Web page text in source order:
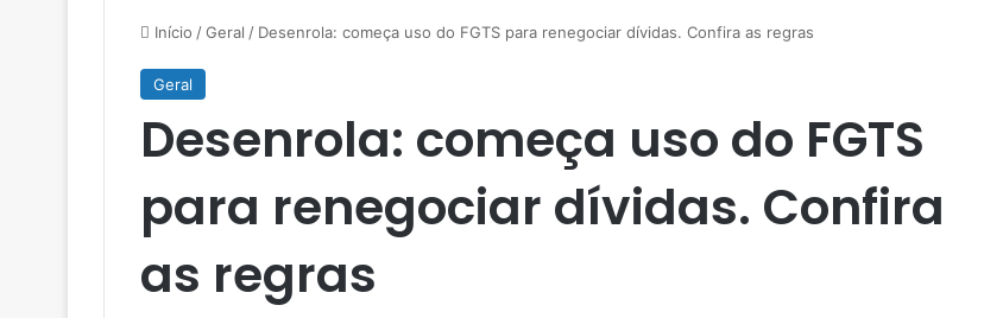
Início /Geral / Desenrola: começa uso do FGTS para renegociar dívidas. Confira as regras
Geral
Desenrola: começa uso do FGTS
para renegociar dívidas. Confira
as regras